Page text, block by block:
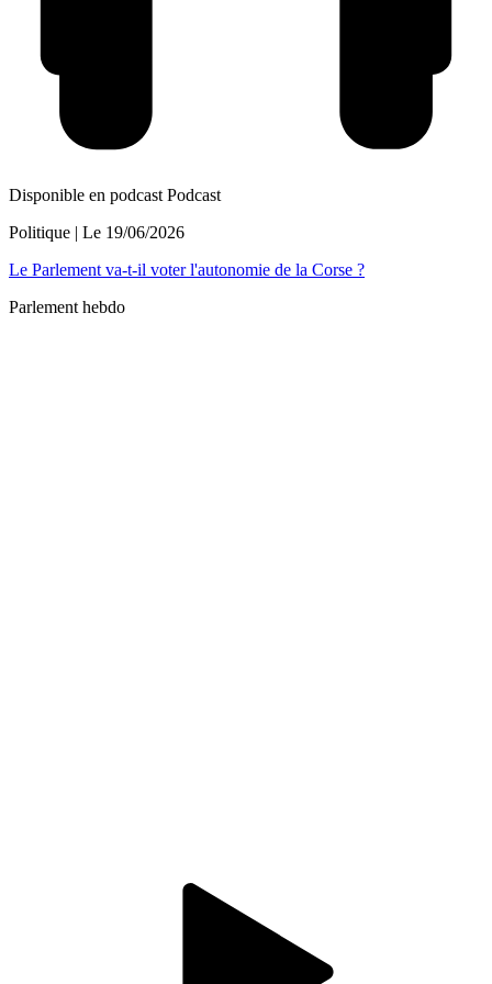
Disponible en podcast Podcast
Politique | Le 19/06/2026
Le Parlement va-t-il voter l'autonomie de la Corse ?
Parlement hebdo